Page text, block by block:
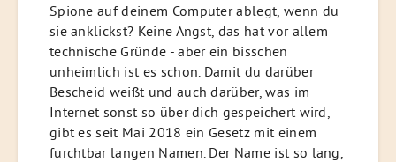
Spione auf deinem Computer ablegt, wenn du
sie anklickst? Keine Angst, das hat vor allem
technische Gründe - aber ein bisschen
unheimlich ist es schon. Damit du darüber
Bescheid weißt und auch darüber, was im
Internet sonst so über dich gespeichert wird,
gibt es seit Mai 2018 ein Gesetz mit einem
furchtbar langen Namen. Der Name ist so lang,